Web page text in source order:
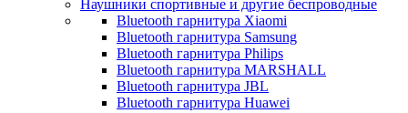
Наушники спортивные и другие беспроводные
Bluetooth гарнитура Xiaomi
Bluetooth гарнитура Samsung
Bluetooth гарнитура Philips
Bluetooth гарнитура MARSHALL
Bluetooth гарнитура JBL
Bluetooth гарнитура Huawei